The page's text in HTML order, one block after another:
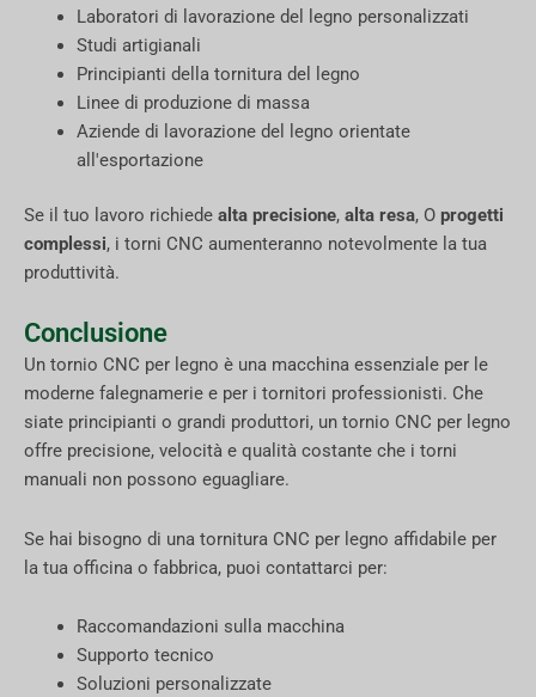
Laboratori di lavorazione del legno personalizzati
Studi artigianali
Principianti della tornitura del legno
Linee di produzione di massa
Aziende di lavorazione del legno orientate
all'esportazione
Se il tuo lavoro richiede alta precisione, alta resa, O progetti
complessi, i torni CNC aumenteranno notevolmente la tua
produttività.
Conclusione
Un tornio CNC per legno è una macchina essenziale per le
moderne falegnamerie e per i tornitori professionisti. Che
siate principianti o grandi produttori, un tornio CNC per legno
offre precisione, velocità e qualità costante che i torni
manuali non possono eguagliare.
Se hai bisogno di una tornitura CNC per legno affidabile per
la tua officina o fabbrica, puoi contattarci per:
Raccomandazioni sulla macchina
Supporto tecnico
Soluzioni personalizzate